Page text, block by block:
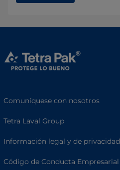
Comuníquese con nosotros
Tetra Laval Group
Información legal y de privacidad
Código de Conducta Empresarial